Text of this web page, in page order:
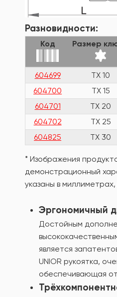
Разновидности:
Код Размер
604699 TX 10
604700
TX 15
604701
TX 20
604702
TX 25
604825
TX 30
* Изображения
демонстрационный
указаны в
Эргономичный
Достойным
является
UNIOR рукоятка,
обеспечивающая